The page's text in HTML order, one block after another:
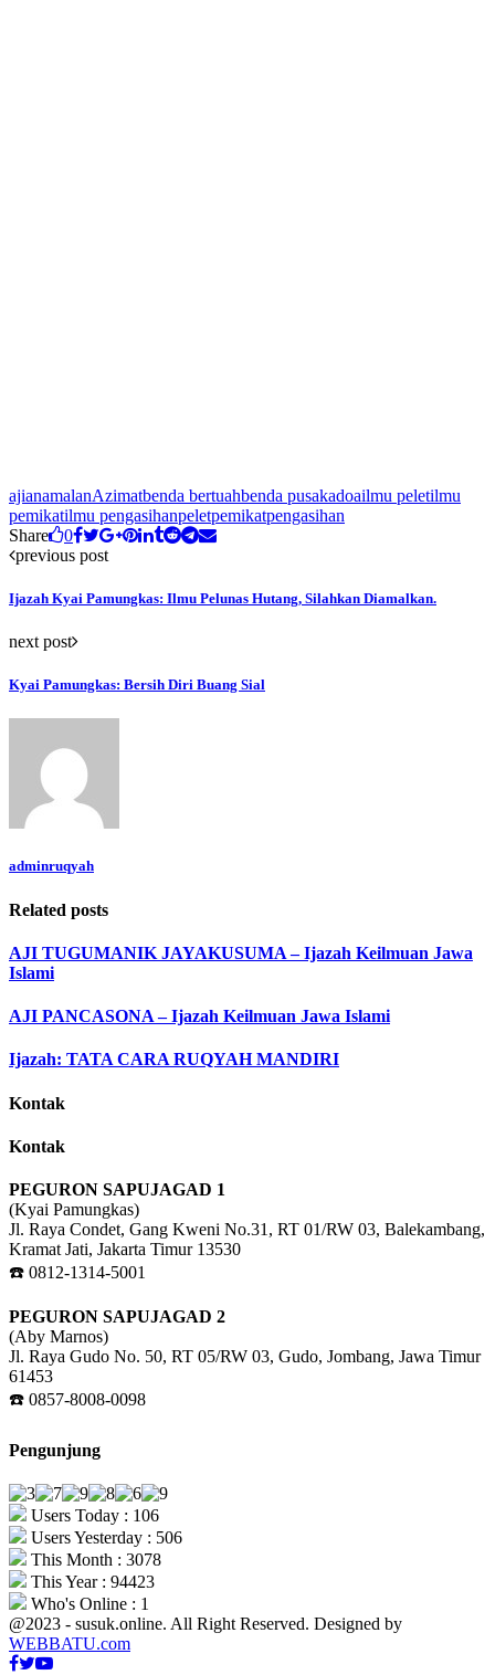
ajianamalanAzimatbenda bertuahbenda pusakadoailmu peletilmu
pemikatilmu pengasihanpeletpemikatpengasihan
Share
0
previous post
Ijazah Kyai Pamungkas: Ilmu Pelunas Hutang, Silahkan Diamalkan.
next post
Kyai Pamungkas: Bersih Diri Buang Sial
adminruqyah
Related posts
AJI TUGUMANIK JAYAKUSUMA – Ijazah Keilmuan Jawa
Islami
AJI PANCASONA – Ijazah Keilmuan Jawa Islami
Ijazah: TATA CARA RUQYAH MANDIRI
Kontak
Kontak
PEGURON SAPUJAGAD 1
(Kyai Pamungkas)
Jl. Raya Condet, Gang Kweni No.31, RT 01/RW 03, Balekambang,
Kramat Jati, Jakarta Timur 13530
☎️ 0812-1314-5001
PEGURON SAPUJAGAD 2
(Aby Marnos)
Jl. Raya Gudo No. 50, RT 05/RW 03, Gudo, Jombang, Jawa Timur
61453
☎️ 0857-8008-0098
Pengunjung
Users Today : 106
Users Yesterday : 506
This Month : 3078
This Year : 94423
Who's Online : 1
@2023 - susuk.online. All Right Reserved. Designed by
WEBBATU.com
Facebook
Twitter
Youtube